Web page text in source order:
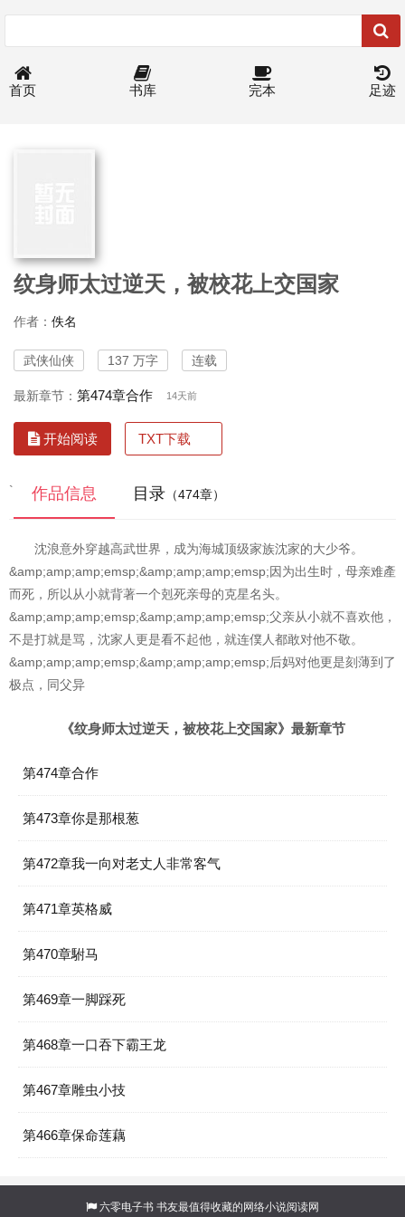
首页 书库 完本 足迹
纹身师太过逆天，被校花上交国家
作者： 佚名
武侠仙侠 137 万字 连载
最新章节： 第474章合作 14天前
开始阅读 TXT下载
` 作品信息 目录 （474章）
沈浪意外穿越高武世界，成为海城顶级家族沈家的大少爷。
&amp;amp;amp;emsp;&amp;amp;amp;emsp;因为出生时，母亲难產
而死，所以从小就背著一个剋死亲母的克星名头。
&amp;amp;amp;emsp;&amp;amp;amp;emsp;父亲从小就不喜欢他，
不是打就是骂，沈家人更是看不起他，就连僕人都敢对他不敬。
&amp;amp;amp;emsp;&amp;amp;amp;emsp;后妈对他更是刻薄到了
极点，同父异
《纹身师太过逆天，被校花上交国家》最新章节
第474章合作
第473章你是那根葱
第472章我一向对老丈人非常客气
第471章英格威
第470章駙马
第469章一脚踩死
第468章一口吞下霸王龙
第467章雕虫小技
第466章保命莲藕
六零电子书 书友最值得收藏的网络小说阅读网